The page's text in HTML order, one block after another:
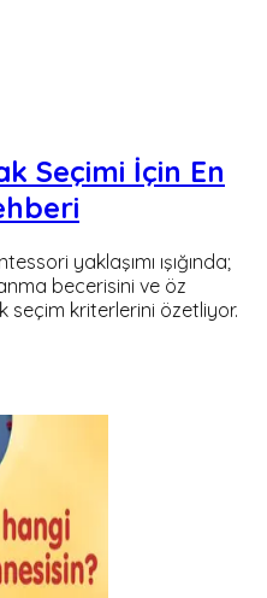
Seçimi İçin En
yaklaşımı ışığında;
becerisini ve öz
seçim kriterlerini özetliyor.